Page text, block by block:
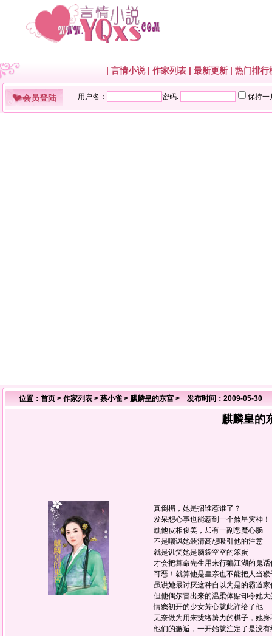
| 言情小说| 作家列表 | 最新更新 | 热门排行
会员登陆
位置： 首页 > 作家列表 > 蔡小雀 > 麒麟皇的东宫 > 发布时间：2009-05-30
麒麟皇
真倒楣，她是招谁惹谁了？
发呆想心事也能惹到一个煞星灾神！
瞧他皮相俊美，却有一副恶魔心肠
不是嘲讽她装清高想吸引他的注意
就是讥笑她是脑袋空空的笨蛋
才会把算命先生用来行骗江湖的鬼话
可恶！就算他是皇亲也不能把人当
虽说她最讨厌这种自以为是的霸道家
但他偶尔冒出来的温柔体贴却令她大
情窦初开的少女芳心就此许给了他
无奈做为用来拢络势力的棋子，她身
他们的邂逅，一开始就注定了是没